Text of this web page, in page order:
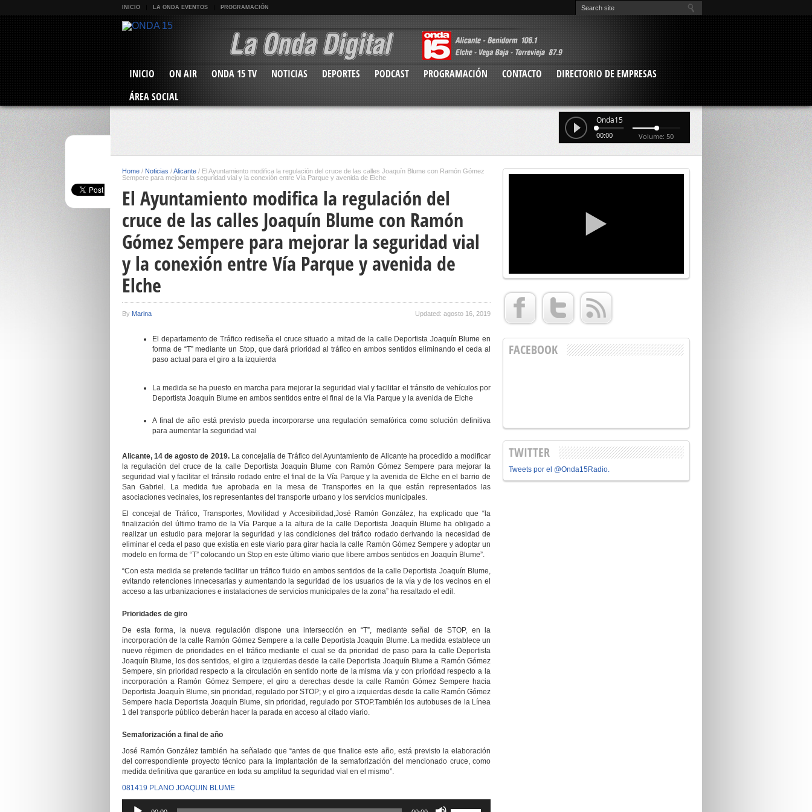
INICIO LA ONDA EVENTOS PROGRAMACIÓN
INICIO ON AIR ONDA 15 TV NOTICIAS DEPORTES PODCAST PROGRAMACIÓN CONTACTO
DIRECTORIO DE EMPRESAS
ÁREA SOCIAL
Onda15
00:00 Volume: 50
Home / Noticias /Alicante / El Ayuntamiento modifica la regulación del cruce de las calles Joaquín Blume con Ramón Gómez
Sempere para mejorar la seguridad vial y la conexión entre Vía Parque y avenida de Elche
El Ayuntamiento modifica la regulación del
cruce de las calles Joaquín Blume con Ramón
Gómez Sempere para mejorar la seguridad vial
y la conexión entre Vía Parque y avenida de
Elche
By Marina Updated: agosto 16, 2019
El departamento de Tráfico rediseña el cruce situado a mitad de la calle Deportista Joaquín Blume en
forma de “T” mediante un Stop, que dará prioridad al tráfico en ambos sentidos eliminando el ceda al
paso actual para el giro a la izquierda
La medida se ha puesto en marcha para mejorar la seguridad vial y facilitar el tránsito de vehículos por
Deportista Joaquín Blume en ambos sentidos entre el final de la Vía Parque y la avenida de Elche
A final de año está previsto pueda incorporarse una regulación semafórica como solución definitiva
para aumentar la seguridad vial
Alicante, 14 de agosto de 2019. La concejalía de Tráfico del Ayuntamiento de Alicante ha procedido a modificar
la regulación del cruce de la calle Deportista Joaquín Blume con Ramón Gómez Sempere para mejorar la
seguridad vial y facilitar el tránsito rodado entre el final de la Vía Parque y la avenida de Elche en el barrio de
San Gabriel. La medida fue aprobada en la mesa de Transportes en la que están representados las
asociaciones vecinales, los representantes del transporte urbano y los servicios municipales.
El concejal de Tráfico, Transportes, Movilidad y Accesibilidad,José Ramón González, ha explicado que “la
finalización del último tramo de la Vía Parque a la altura de la calle Deportista Joaquín Blume ha obligado a
realizar un estudio para mejorar la seguridad y las condiciones del tráfico rodado derivando la necesidad de
eliminar el ceda el paso que existía en este viario para girar hacia la calle Ramón Gómez Sempere y adoptar un
modelo en forma de “T” colocando un Stop en este último viario que libere ambos sentidos en Joaquín Blume”.
“Con esta medida se pretende facilitar un tráfico fluido en ambos sentidos de la calle Deportista Joaquín Blume,
evitando retenciones innecesarias y aumentando la seguridad de los usuarios de la vía y de losvecinos en el
acceso a las urbanizaciones e instalaciones de servicios municipales de la zona” ha resaltado el edil.
Prioridades de giro
De esta forma, la nueva regulación dispone una intersección en “T”, mediante señal de STOP, en la
incorporación de la calle Ramón Gómez Sempere a la calle Deportista Joaquín Blume. La medida establece un
nuevo régimen de prioridades en el tráfico mediante el cual se da prioridad de paso para la calle Deportista
Joaquín Blume, los dos sentidos, el giro a izquierdas desde la calle Deportista Joaquín Blume a Ramón Gómez
Sempere, sin prioridad respecto a la circulación en sentido norte de la misma vía y con prioridad respecto a la
incorporación a Ramón Gómez Sempere; el giro a derechas desde la calle Ramón Gómez Sempere hacia
Deportista Joaquín Blume, sin prioridad, regulado por STOP; y el giro a izquierdas desde la calle Ramón Gómez
Sempere hacia Deportista Joaquín Blume, sin prioridad, regulado por STOP.También los autobuses de la Línea
1 del transporte público deberán hacer la parada en acceso al citado viario.
Semaforización a final de año
José Ramón González también ha señalado que “antes de que finalice este año, está previsto la elaboración
del correspondiente proyecto técnico para la implantación de la semaforización del mencionado cruce, como
medida definitiva que garantice en toda su amplitud la seguridad vial en el mismo”.
081419 PLANO JOAQUIN BLUME
FACEBOOK
TWITTER
Tweets por el @Onda15Radio.